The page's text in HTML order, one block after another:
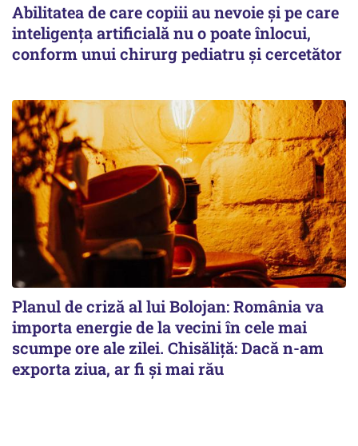
Abilitatea de care copiii au nevoie și pe care
inteligența artificială nu o poate înlocui,
conform unui chirurg pediatru și cercetător
Planul de criză al lui Bolojan: România va
importa energie de la vecini în cele mai
scumpe ore ale zilei. Chisăliță: Dacă n-am
exporta ziua, ar fi și mai rău